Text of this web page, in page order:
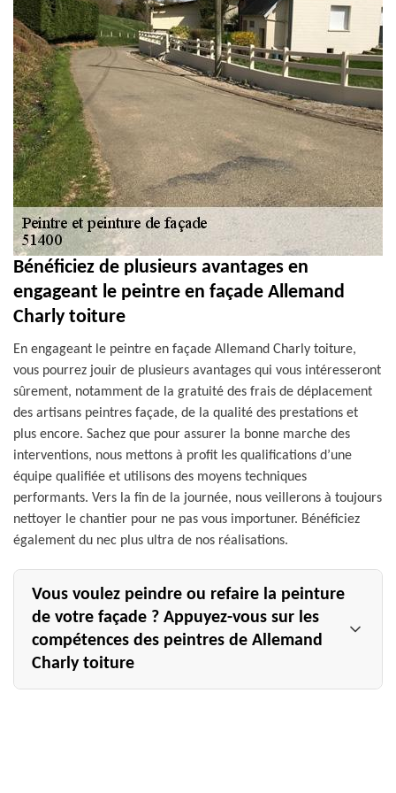
Bénéficiez de plusieurs avantages en
engageant le peintre en façade Allemand
Charly toiture
En engageant le peintre en façade Allemand Charly toiture,
vous pourrez jouir de plusieurs avantages qui vous intéresseront
sûrement, notamment de la gratuité des frais de déplacement
des artisans peintres façade, de la qualité des prestations et
plus encore. Sachez que pour assurer la bonne marche des
interventions, nous mettons à profit les qualifications d’une
équipe qualifiée et utilisons des moyens techniques
performants. Vers la fin de la journée, nous veillerons à toujours
nettoyer le chantier pour ne pas vous importuner. Bénéficiez
également du nec plus ultra de nos réalisations.
Vous voulez peindre ou refaire la peinture
de votre façade ? Appuyez-vous sur les
compétences des peintres de Allemand
Charly toiture